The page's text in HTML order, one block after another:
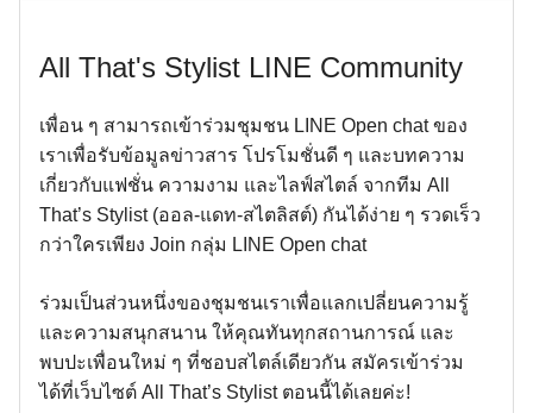
All That's Stylist LINE Community
เพื่อน ๆ สามารถเข้าร่วมชุมชน LINE Open chat ของ
เราเพื่อรับข้อมูลข่าวสาร โปรโมชั่นดี ๆ และบทความ
เกี่ยวกับแฟชั่น ความงาม และไลฟ์สไตล์ จากทีม All
That’s Stylist (ออล-แดท-สไตลิสต์) กันได้ง่าย ๆ รวดเร็ว
กว่าใครเพียง Join กลุ่ม LINE Open chat
ร่วมเป็นส่วนหนึ่งของชุมชนเราเพื่อแลกเปลี่ยนความรู้
และความสนุกสนาน ให้คุณทันทุกสถานการณ์ และ
พบปะเพื่อนใหม่ ๆ ที่ชอบสไตล์เดียวกัน สมัครเข้าร่วม
ได้ที่เว็บไซต์ All That’s Stylist ตอนนี้ได้เลยค่ะ!